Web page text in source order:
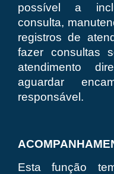
possível a
consulta,
registros de
fazer consultas
atendimento
aguardar
responsável.
Esta função